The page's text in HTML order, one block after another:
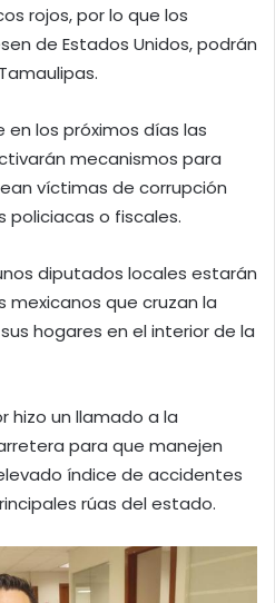
rojos, por lo que los
de Estados Unidos, podrán
en los próximos días las
mecanismos para
víctimas de corrupción
o fiscales.
diputados locales estarán
mexicanos que cruzan la
hogares en el interior de la
hizo un llamado a la
para que manejen
índice de accidentes
rúas del estado.